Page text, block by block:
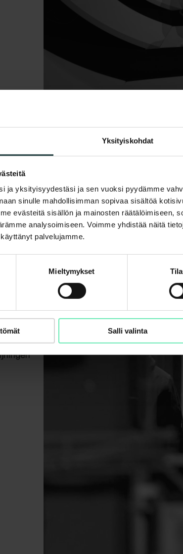
Yksityiskohdat
ja yksityisyydestäsi ja sen vuoksi pyydämme
sinulle mahdollisimman sopivaa sisältöä
evästeitä sisällön ja mainosten räätälöimiseen,
analysoimiseen. Voimme yhdistää näitä
palvelujamme.
Mieltymykset
Salli valinta
för